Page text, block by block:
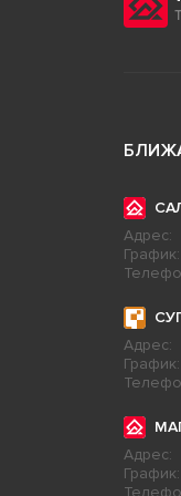
Адрес:
График:
Адрес:
График:
Адрес:
График: